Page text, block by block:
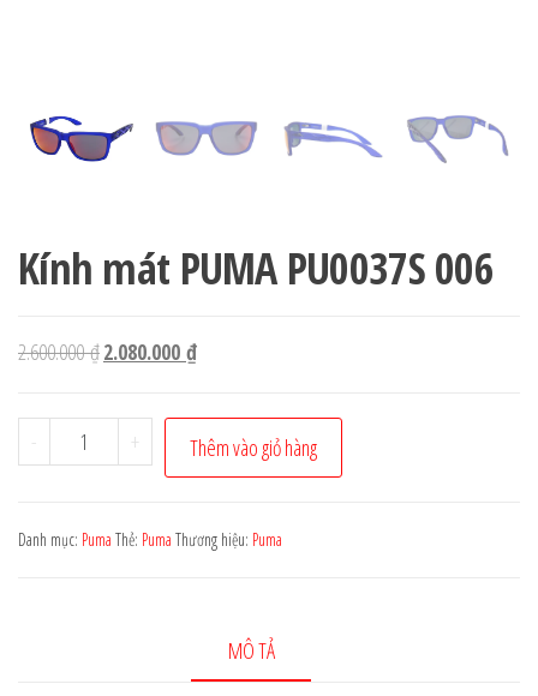
Kính mát PUMA PU0037S 006
2.600.000₫Giá
là:
2.600.000 ₫.
2.080.000 ₫Giá
tại
là:
2.080.000 ₫.
-
Kính
mát
PU0037S
+ Thêm vào giỏ hàng
Danh mục: Puma Thẻ: Puma Thương hiệu: Puma
MÔ TẢ